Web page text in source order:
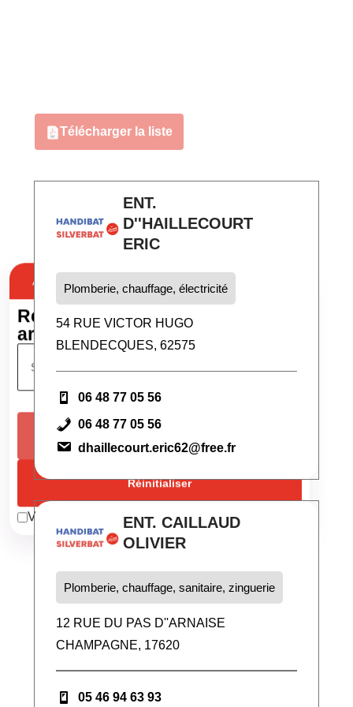
Autour de chez vous Dans un département
Recherchez un
artisan
Filtre Ville
Géolocalisation
Réinitialiser
Voir aussi les ergothérapeutes
Télécharger la liste
ENT.
D''HAILLECOURT
ERIC
Plomberie, chauffage, électricité
54 RUE VICTOR HUGO
BLENDECQUES, 62575
06 48 77 05 56
06 48 77 05 56
dhaillecourt.eric62@free.fr
ENT. CAILLAUD
OLIVIER
Plomberie, chauffage, sanitaire, zinguerie
12 RUE DU PAS D''ARNAISE
CHAMPAGNE, 17620
05 46 94 63 93